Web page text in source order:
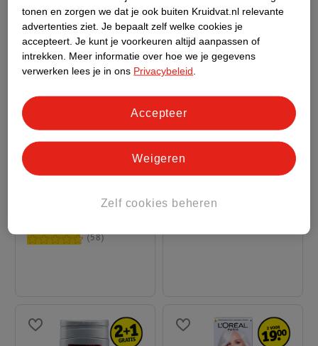
Reincarnation Mask
58
Toner Salon Standard
tonen en zorgen we dat je ook buiten Kruidvat.nl relevante
advertenties ziet. Je bepaalt zelf welke cookies je
accepteert. Je kunt je voorkeuren altijd aanpassen of
intrekken.
Meer informatie over hoe we je gegevens
verwerken lees je in ons Privacybeleid
Zelf cookies beheren
Weigeren
Accepteer